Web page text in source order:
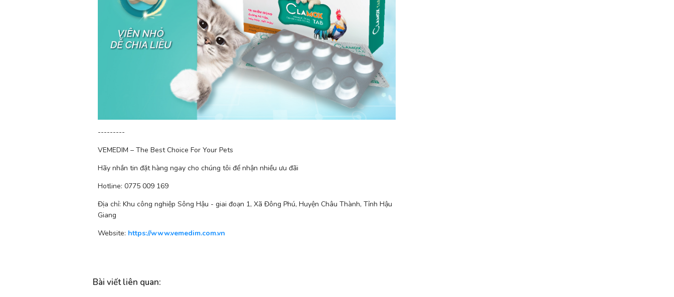
---------
VEMEDIM – The Best Choice For Your Pets
Hãy nhắn tin đặt hàng ngay cho chúng tôi để nhận nhiều ưu đãi
Hotline: 0775 009 169
Địa chỉ: Khu công nghiệp Sông Hậu - giai đoạn 1, Xã Đông Phú, Huyện Châu Thành, Tỉnh Hậu
Giang
Website: https://www.vemedim.com.vn
Bài viết liên quan: